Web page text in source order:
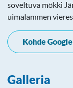
soveltuva mökki
uimalammen
Kohde
Galleria